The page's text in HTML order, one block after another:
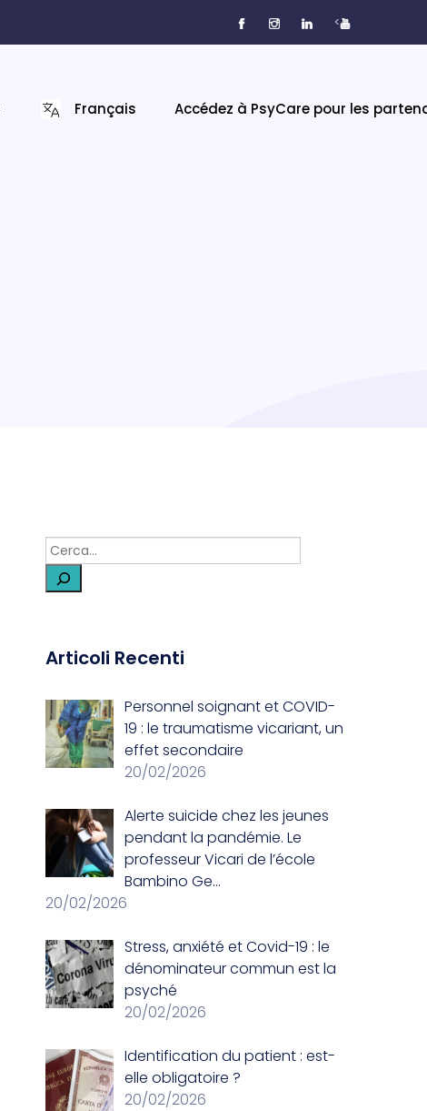
<
Français Accédez à PsyCare pour les
Articoli Recenti
Personnel soignant et COVID-
19 : le traumatisme vicariant, un
effet secondaire
20/02/2026
Alerte suicide chez les jeunes
pendant la pandémie. Le
professeur Vicari de l’école
Bambino Ge…
20/02/2026
Stress, anxiété et Covid-19 : le
dénominateur commun est la
psyché
20/02/2026
Identification du patient : est-
elle obligatoire ?
20/02/2026